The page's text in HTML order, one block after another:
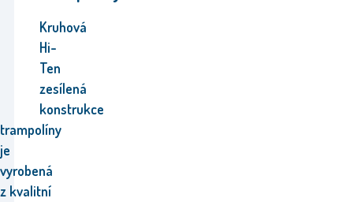
Kruhová
Hi-
Ten
zesílená
konstrukce
trampolíny
je
vyrobená
z kvalitní